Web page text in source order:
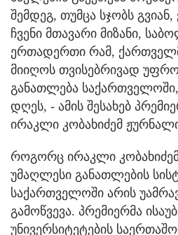
შემდეგ, თუმცა სჯობს
ჩვენი მთავარი მიზანი,
ერთადერთი რამ,
მიიღოს თვისებრივად
განათლება
დღეს, - ამის შესახებ
ირაკლი კობახიძემ
როგორც ირაკლი
უმაღლესი განათლების
საქართველოში არის
გამოწვევა. პრემიერმა
უნივერსიტეტების